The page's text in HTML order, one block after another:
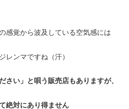
感覚から波及している空気感には
レンマですね（汗）
さい」と唄う販売店もありますが、
絶対にあり得ません